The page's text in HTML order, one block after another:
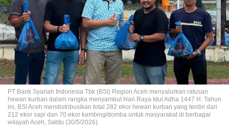
PT Bank Syariah Indonesia Tbk (BSI) Region Aceh menyalurkan ratusan
hewan kurban dalam rangka menyambut Hari Raya Idul Adha 1447 H. Tahun
ini, BSI Aceh mendistribusikan total 282 ekor hewan kurban yang terdiri dari
212 ekor sapi dan 70 ekor kambing/domba untuk masyarakat di berbagai
wilayah Aceh, Sabtu (30/5/2026).